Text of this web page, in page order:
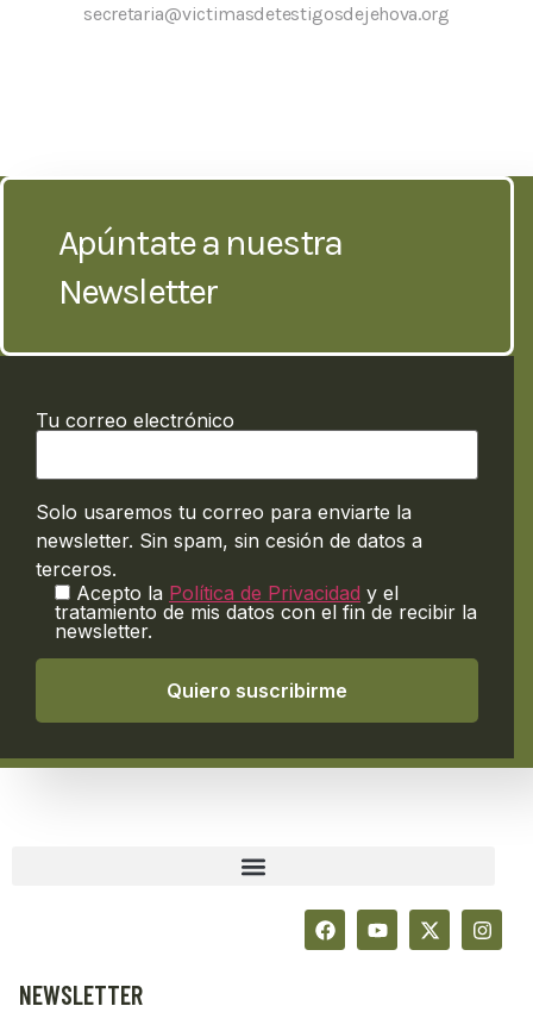
secretaria@victimasdetestigosdejehova.org
Apúntate a nuestra
Newsletter
Tu correo electrónico
Solo usaremos tu correo para enviarte la
newsletter. Sin spam, sin cesión de datos a
terceros.
Acepto la Política de Privacidad y el
tratamiento de mis datos con el fin de recibir la
newsletter.
NEWSLETTER